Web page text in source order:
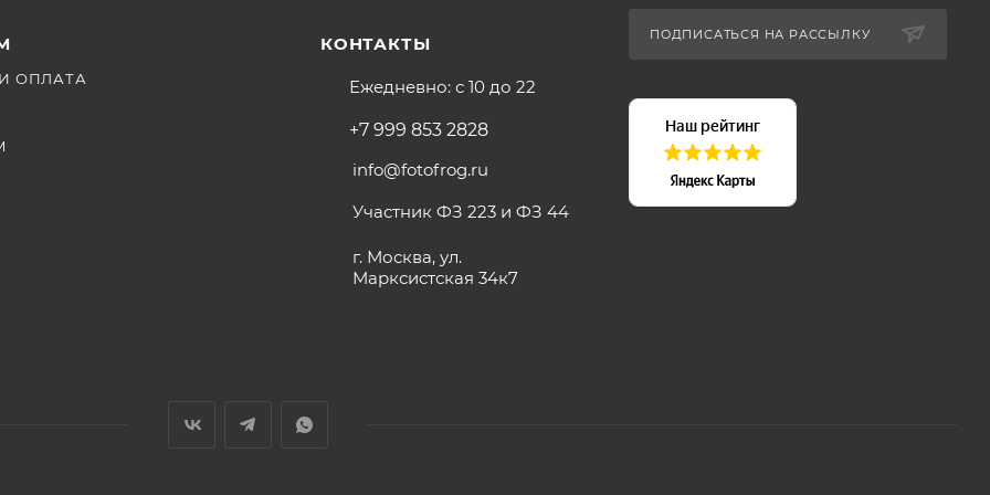
ОПЛАТА
КОНТАКТЫ
Ежедневно: с 10 до 22
+7 999 853 2828
info@fotofrog.ru
Участник ФЗ 223 и ФЗ 44
г. Москва, ул.
Марксистская 34к7
ПОДПИСАТЬСЯ НА РАССЫЛКУ